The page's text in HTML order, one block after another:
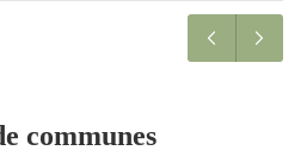
communes